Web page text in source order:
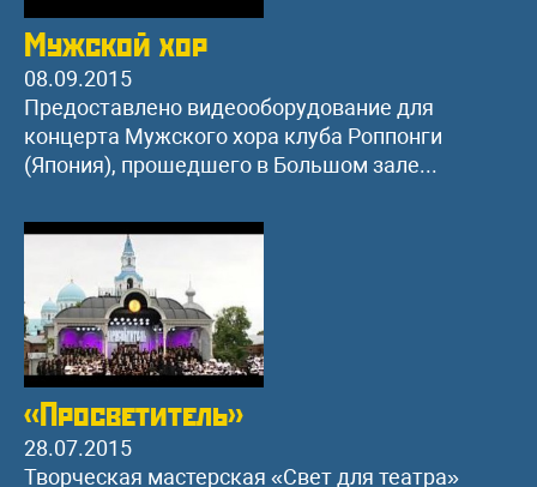
Мужской хор
08.09.2015
Предоставлено видеооборудование для
концерта Мужского хора клуба Роппонги
(Япония), прошедшего в Большом зале...
«Просветитель»
28.07.2015
Творческая мастерская «Свет для театра»